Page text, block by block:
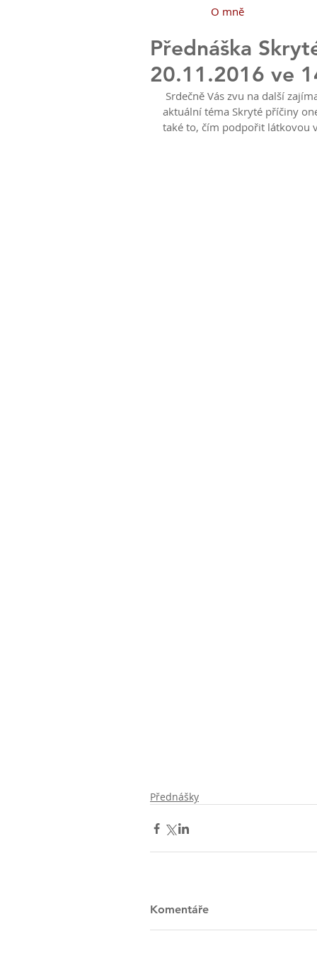
O mně
Přednáška
20.11.2016 ve
aktuální téma Skryté příčiny
také to, čím podpořit látkovou
Přednášky
Komentáře